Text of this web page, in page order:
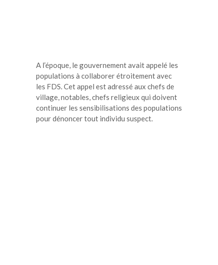
A l’époque, le gouvernement avait appelé les
populations à collaborer étroitement avec
les FDS. Cet appel est adressé aux chefs de
village, notables, chefs religieux qui doivent
continuer les sensibilisations des populations
pour dénoncer tout individu suspect.